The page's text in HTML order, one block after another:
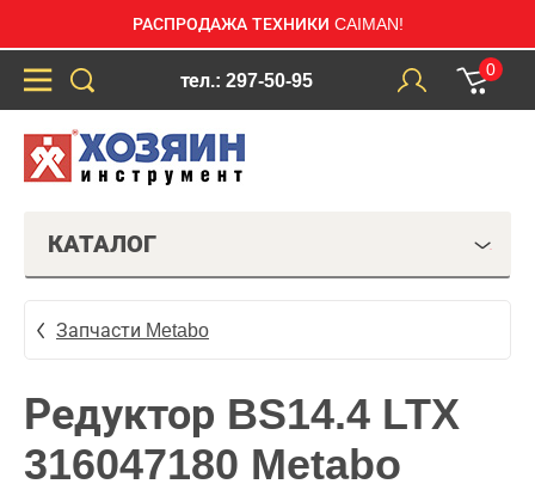
РАСПРОДАЖА ТЕХНИКИ CAIMAN!
тел.: 297-50-95
0
КАТАЛОГ
Запчасти Metabo
Редуктор BS14.4 LTX
316047180 Metabo